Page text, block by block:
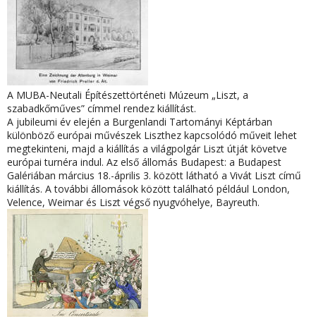
A MUBA-Neutali Építészettörténeti Múzeum „Liszt, a
szabadkőműves” címmel rendez kiállítást.
A jubileumi év elején a Burgenlandi Tartományi Képtárban
különböző európai művészek Liszthez kapcsolódó műveit lehet
megtekinteni, majd a kiállítás a világpolgár Liszt útját követve
európai turnéra indul. Az első állomás Budapest: a Budapest
Galériában március 18.-április 3. között látható a Vivát Liszt című
kiállítás. A további állomások között található például London,
Velence, Weimar és Liszt végső nyugvóhelye, Bayreuth.